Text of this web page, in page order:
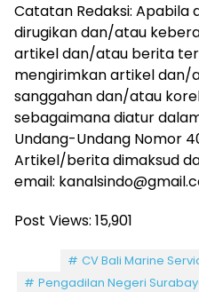
Catatan Redaksi: Apabila
dirugikan dan/atau
artikel dan/atau berita
mengirimkan artikel dan/
sanggahan dan/atau
sebagaimana diatur
Undang-Undang Nomor
Artikel/berita dimaksud
email:
Post Views: 15,901
CV Bali Marine
Pengadilan Negeri